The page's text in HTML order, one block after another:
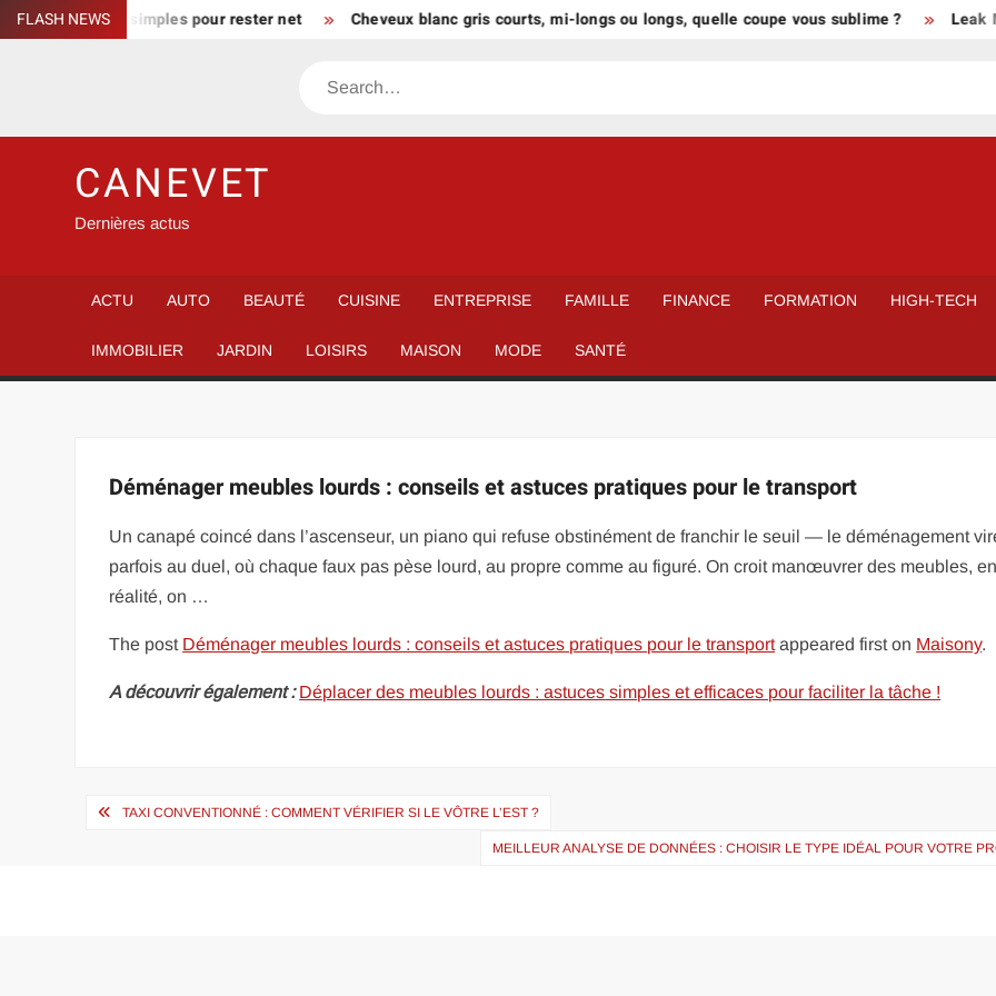
Skip
to
FLASH NEWS
: gestes simples pour rester net Cheveux blanc gris courts, mi-longs ou longs, quelle coupe vous sublime ? Leak
Search
CANEVET
Dernières actus
ACTU AUTO BEAUTÉ CUISINE ENTREPRISE FAMILLE FINANCE FORMATION HIGH-TECH
IMMOBILIER JARDIN LOISIRS MAISON MODE SANTÉ
Déménager meubles lourds : conseils et astuces pratiques pour le transport
Un canapé coincé dans l’ascenseur, un piano qui refuse obstinément de franchir le seuil — le déménagement
parfois au duel, où chaque faux pas pèse lourd, au propre comme au figuré. On croit manœuvrer des meubles, en
réalité, on …
The post Déménager meubles lourds : conseils et astuces pratiques pour le transportappeared first on Maisony.
A découvrir également : Déplacer des meubles lourds : astuces simples et efficaces pour faciliter la tâche !
Navigation
TAXI CONVENTIONNÉ : COMMENT VÉRIFIER SI LE VÔTRE L’EST ?
MEILLEUR ANALYSE DE DONNÉES : CHOISIR LE TYPE IDÉAL POUR VOTRE